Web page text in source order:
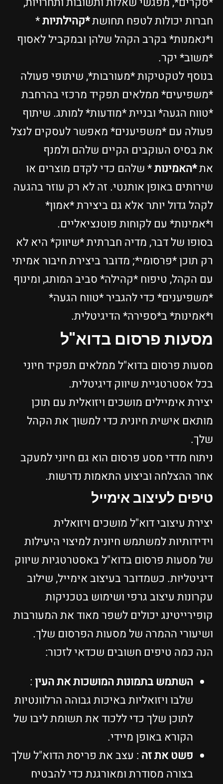
חברות יכולות לטפח תחושת*קהילתיות*
ו*נאמנות* בקרב הקהל שלהן ובמקביל לאסוף
*משוב* יקר.
בנוסף לטקטיקות *מעורבות*, שיתופי פעולה
*משפיעים* ממלאים תפקיד מרכזי בהרחבת
*טווח הגעה* ובניית *מודעות* למותג. שיתוף
פעולה עם *משפיענים* מאפשר לעסקים לנצל
את בסיס העוקבים הקיים שלהם ולמנף
את*האמינות* שלהם כדי לקדם מוצרים או
שירותים באופן אותנטי. זה לא רק עוזר בהגעה
לקהל גדול יותר אלא גם ביצירת *אמון*
ו*אמינות* עם לקוחות פוטנציאליים.
בסופו של דבר, מדיה חברתית *שיווק* היא לא
רק תוכן *פרסומי*; מדובר ביצירת חיבור אמיתי
עם הקהל, טיפוח *קהילה* סביב המותג, ומינוף
*משפיענים* כדי להגביר *טווח הגעה*
ו*אמינות* ב*ספירה* הדיגיטלית.
מסעות פרסום בדוא"ל
מסעות פרסום בדוא"ל ממלאים תפקיד חיוני
בכל אסטרטגיית שיווק דיגיטלית.
יצירת אימיילים מושכים ויזואלית עם תוכן
מותאם אישית חיונית כדי למשוך את הקהל
שלך.
ניתוח מדדי מסע פרסום הוא גם חיוני למעקב
אחר ההצלחה וביצוע התאמות נדרשות.
טיפים לעיצוב אימייל
יצירת עיצובי דוא"ל מושכים ויזואלית
וידידותיות למשתמש חיונית למיצוי היעילות
של מסעות פרסום בדוא"ל באסטרטגיות שיווק
דיגיטליות. כשמדובר בעיצוב אימייל, שילוב
עקרונות עיצוב גרפי ושימוש בטכניקות
קופירייטינג יכולים לשפר מאוד את המעורבות
ושיעורי ההמרה של מסעות הפרסום שלך.
הנה כמה טיפים חשובים שכדאי לזכור:
השתמש בתמונות המושכות את העין :
שלבו ויזואליות באיכות גבוהה הרלוונטיות
לתוכן שלך כדי ללכוד את תשומת ליבו של
הקורא באופן מיידי.
פשט את זה : עצב את פריסת הדוא"ל שלך
בצורה מסודרת ומאורגנת כדי להבטיח